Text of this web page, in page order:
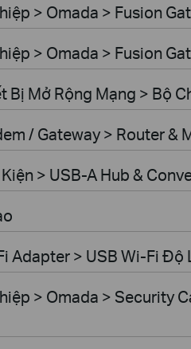
> Omada > Fusion
> Omada > Fusion
Bị Mở Rộng Mạng > Bộ
/ Gateway > Router &
> USB-A Hub &
Adapter > USB Wi-Fi Độ
> Omada > Security